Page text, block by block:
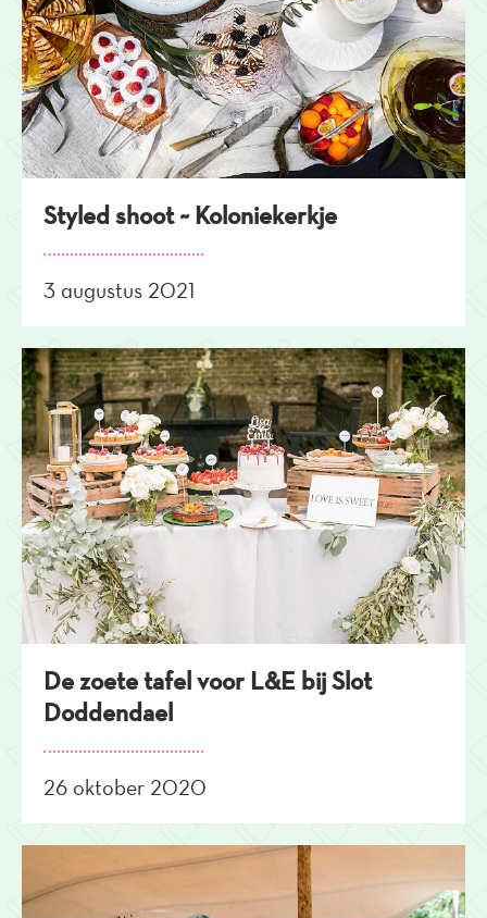
Styled shoot ~ Koloniekerkje
3 augustus 2021
De zoete tafel voor L&E bij Slot
Doddendael
26 oktober 2020